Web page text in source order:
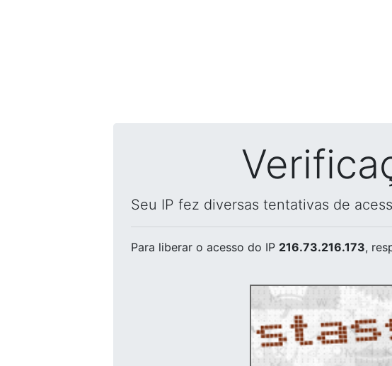
Seu IP fez diversas tentativas de
Para liberar o acesso do IP 216.73.216.173,